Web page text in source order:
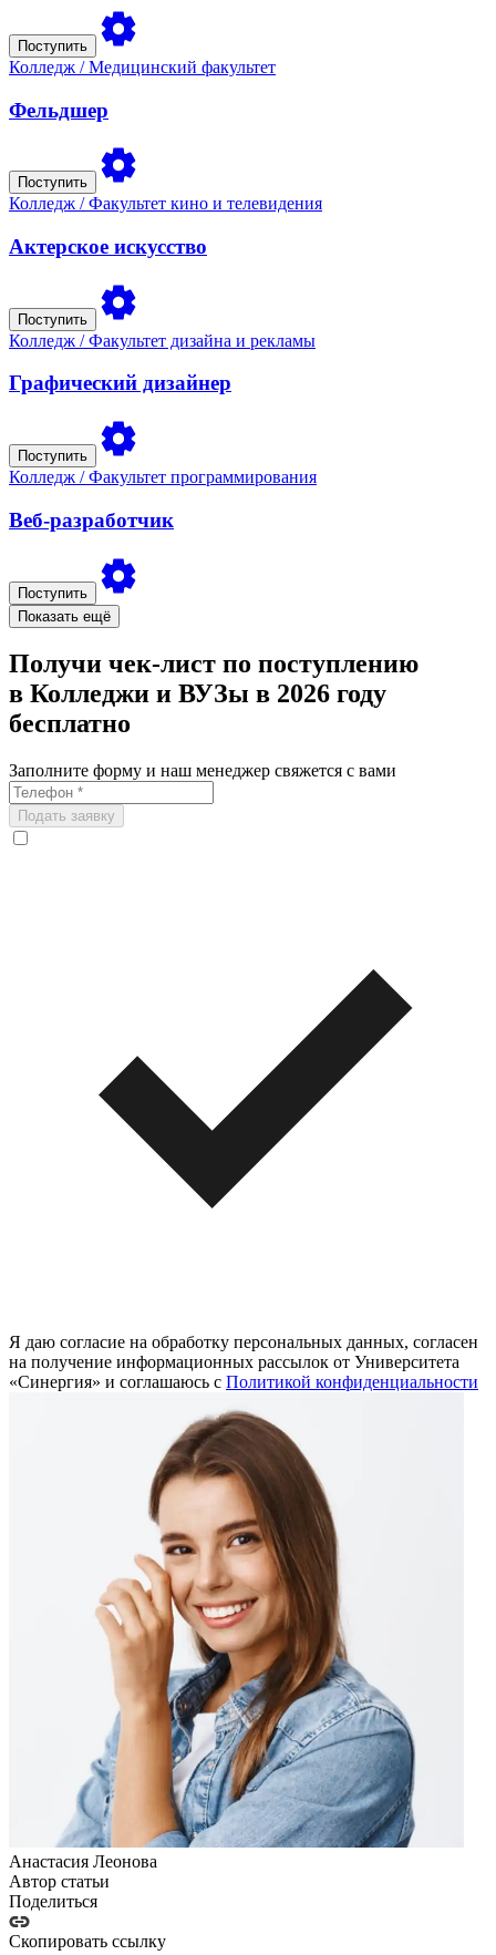
Поступить
Колледж / Медицинский факультет
Фельдшер
Поступить
Колледж / Факультет кино и телевидения
Актерское искусство
Поступить
Колледж / Факультет дизайна и рекламы
Графический дизайнер
Поступить
Колледж / Факультет программирования
Веб-разработчик
Поступить
Показать ещё
Получи чек-лист по поступлению
в Колледжи и ВУЗы в 2026 году
бесплатно
Заполните форму и наш менеджер свяжется с вами
Подать заявку
Я даю согласие на обработку персональных данных, согласен
на получение информационных рассылок от Университета
«Синергия» и соглашаюсь c Политикой конфиденциальности
Анастасия Леонова
Автор статьи
Поделиться
Скопировать ссылку